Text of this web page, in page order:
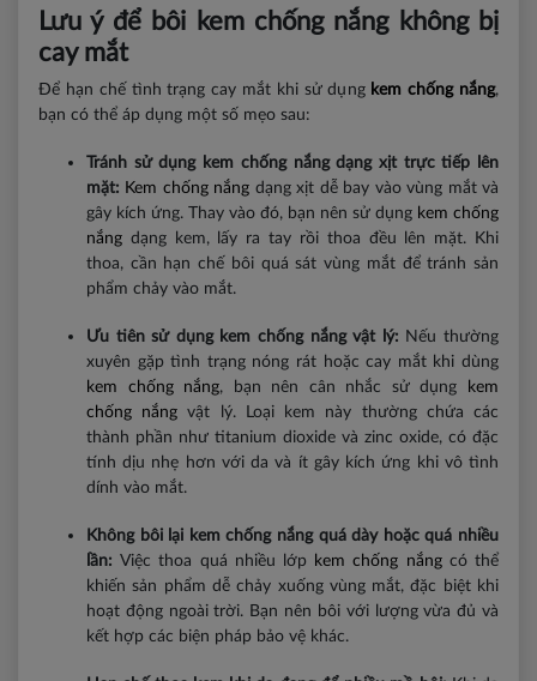
Lưu ý để bôi kem chống nắng không bị
cay mắt
Để hạn chế tình trạng cay mắt khi sử dụng kem chống nắng,
bạn có thể áp dụng một số mẹo sau:
Tránh sử dụng kem chống nắng dạng xịt trực tiếp lên
mặt: Kem chống nắng dạng xịt dễ bay vào vùng mắt và
gây kích ứng. Thay vào đó, bạn nên sử dụng kem chống
nắng dạng kem, lấy ra tay rồi thoa đều lên mặt. Khi
thoa, cần hạn chế bôi quá sát vùng mắt để tránh sản
phẩm chảy vào mắt.
Ưu tiên sử dụng kem chống nắng vật lý: Nếu thường
xuyên gặp tình trạng nóng rát hoặc cay mắt khi dùng
kem chống nắng, bạn nên cân nhắc sử dụng
kem
chống nắng vật lý. Loại kem này thường chứa các
thành phần như titanium dioxide và zinc oxide, có đặc
tính dịu nhẹ hơn với da và ít gây kích ứng khi vô tình
dính vào mắt.
Không bôi lại kem chống nắng quá dày hoặc quá nhiều
lần:Việc thoa quá nhiều lớp kem chống nắngcó thể
khiến sản phẩm dễ chảy xuống vùng mắt, đặc biệt khi
hoạt động ngoài trời. Bạn nên bôi với lượng vừa đủ và
kết hợp các biện pháp bảo vệ khác.